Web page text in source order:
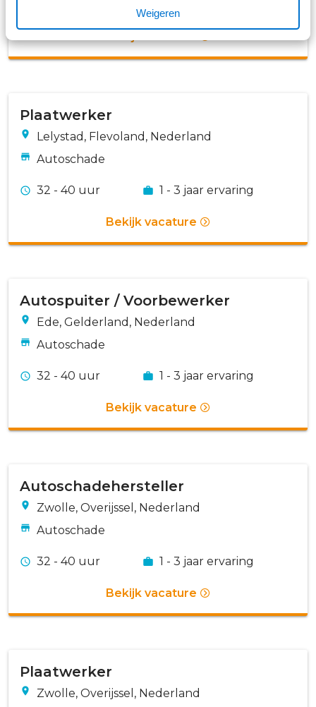
Weigeren
Plaatwerker
Lelystad, Flevoland, Nederland
Autoschade
32 - 40 uur 1 - 3 jaar ervaring
Bekijk vacature
Autospuiter / Voorbewerker
Ede, Gelderland, Nederland
Autoschade
32 - 40 uur 1 - 3 jaar ervaring
Bekijk vacature
Autoschadehersteller
Zwolle, Overijssel, Nederland
Autoschade
32 - 40 uur 1 - 3 jaar ervaring
Bekijk vacature
Plaatwerker
Zwolle, Overijssel, Nederland